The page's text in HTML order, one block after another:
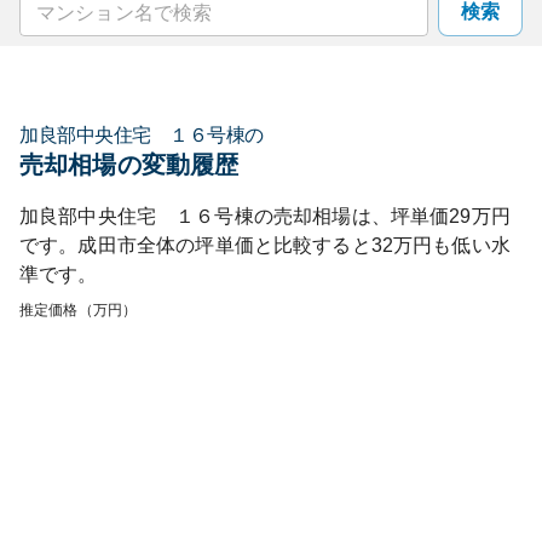
検索
加良部中央住宅 １６号棟の
売却相場の変動履歴
加良部中央住宅 １６号棟の売却相場は、坪単価29万円
です。 成田市全体の坪単価と比較すると32万円も低い水
準です。
推定価格（万円）